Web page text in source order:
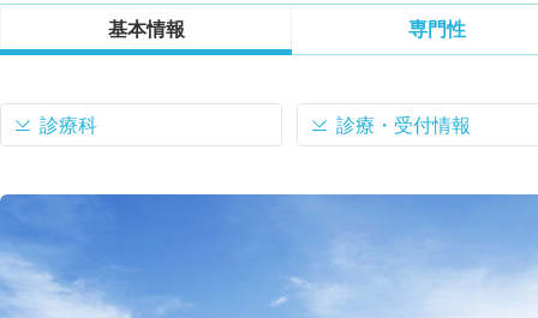
基本情報 専門性
診療科 診療・受付情報